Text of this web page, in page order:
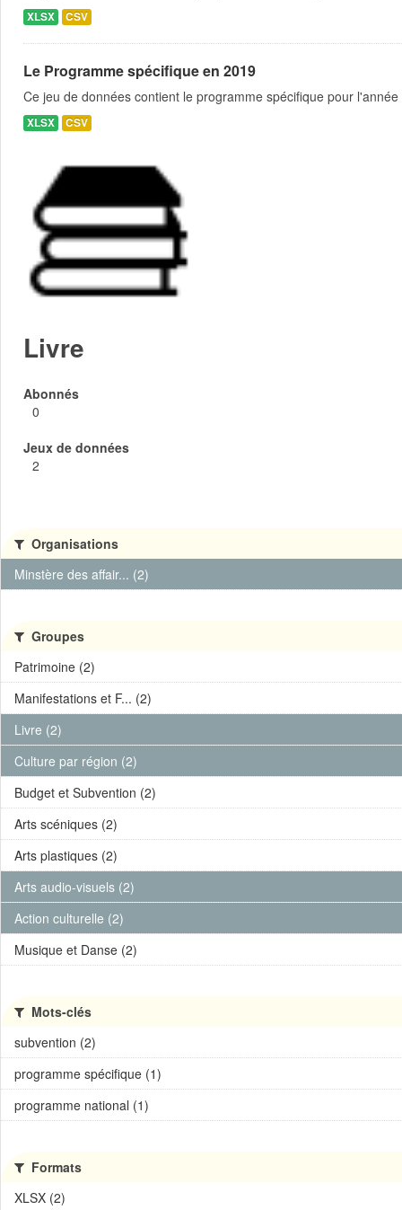
XLSX CSV
Le Programme spécifique en 2019
Ce jeu de données contient le programme spécifique pour
XLSX CSV
Livre
Abonnés
0
Jeux de données
2
Organisations
Minstère des affair... (2)
Groupes
Patrimoine (2)
Manifestations et F... (2)
Livre (2)
Culture par région (2)
Budget et Subvention (2)
Arts scéniques (2)
Arts plastiques (2)
Arts audio-visuels (2)
Action culturelle (2)
Musique et Danse (2)
Mots-clés
subvention (2)
programme spécifique (1)
programme national (1)
Formats
XLSX (2)